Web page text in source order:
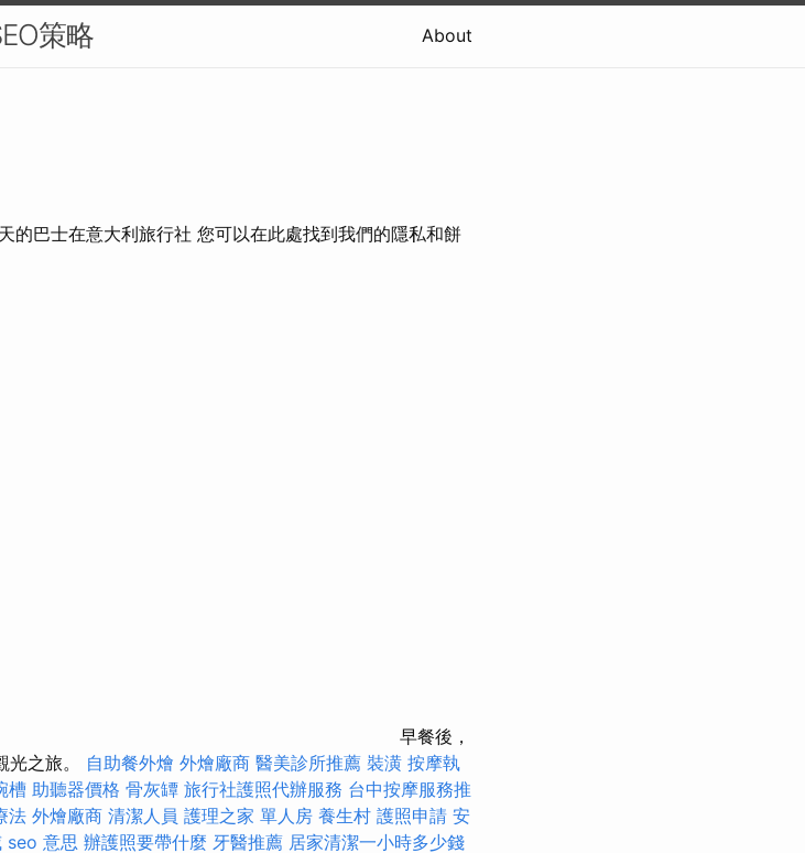
策略 About
巴士在意大利旅行社 您可以在此處找到我們的隱私和餅
早餐後，
光之旅。
自助餐外燴 外燴廠商 醫美診所推薦 裝潢 按摩執
槽 助聽器價格 骨灰罈 旅行社護照代辦服務 台中按摩服務推
法 外燴廠商 清潔人員 護理之家 單人房 養生村 護照申請 安
seo 意思 辦護照要帶什麼 牙醫推薦 居家清潔一小時多少錢